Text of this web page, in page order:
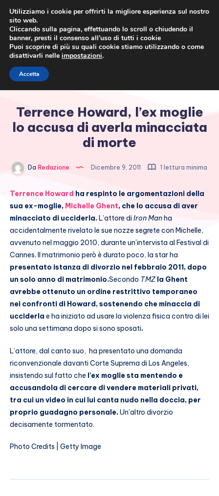
Terrence Howard, l’ex moglie
lo accusa di averla minacciata
di morte
Da Redazione Dicembre 9, 2011 1 lettura minima
Terrence Howard ha respinto le argomentazioni della
sua ex-moglie, Michelle Ghent, che lo accusa di aver
minacciato di ucciderla.L’attore diIron Manha
accidentalmente rivelato le sue nozze segrete con Michelle,
avvenuto nel maggio 2010, durante un’intervista al Festival di
Cannes. Il matrimonio però è durato poco, la star ha
presentato istanza di divorzio nel febbraio 2011, dopo
un solo anno di matrimonio.Secondo TMZ la Ghent
avrebbe ottenuto un ordine restrittivo temporaneo
nei confronti di Howard, sostenendo che minaccia di
ucciderla e ha iniziato ad usare la violenza fisica contro di lei
solo una settimana dopo si sono sposati.
L’attore, dal canto suo, ha presentato una domanda
riconvenzionale davanti Corte Suprema di Los Angeles,
insistendo sul fatto che l’ex moglie sta mentendo e
accusandola di cercare di vendere materiali privati,
tra cui un video in cui lui canta nudo nella doccia, ​​per
proprio guadagno personale.Un’altro divorzio
decisamente tormentato.
Photo Credits | Getty Image
Utilizziamo i cookie per offrirti la migliore esperienza sul nostro
sito web.
Cliccando sulla pagina, effettuando lo scroll o chiudendo il
banner, presti il consenso all’uso di tutti i cookie
Puoi scoprire di più su quali cookie stiamo utilizzando o come
disattivarli nelle impostazioni.
Accetta